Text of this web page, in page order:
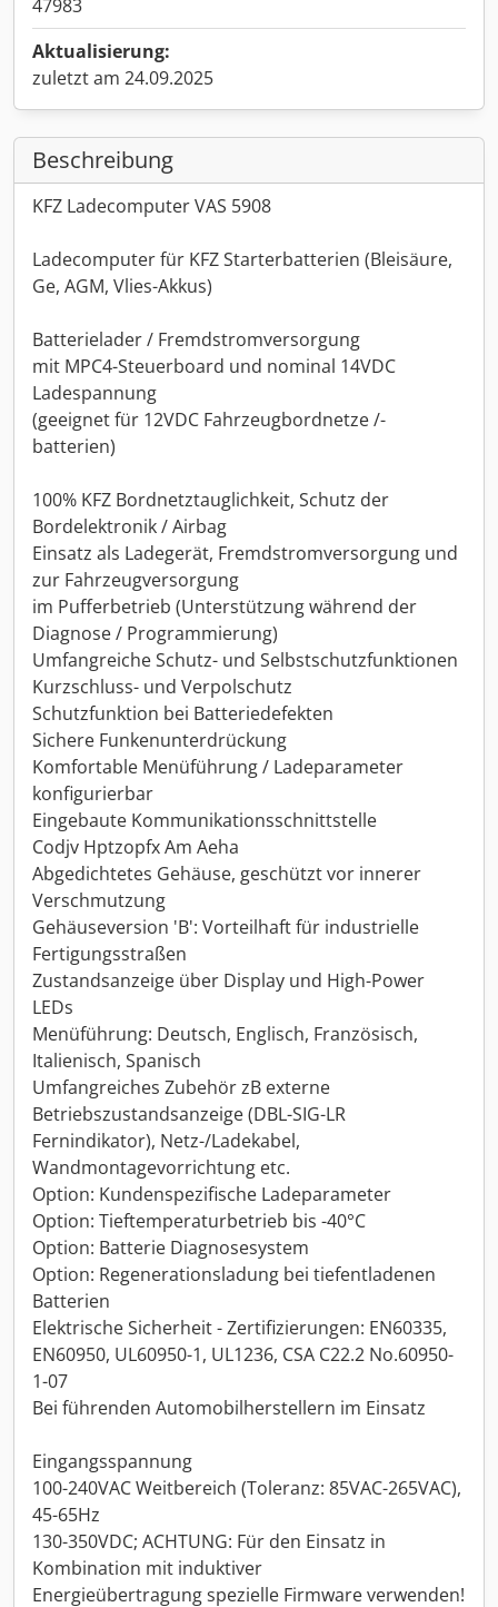
47983
Aktualisierung:
zuletzt am 24.09.2025
Beschreibung
KFZ Ladecomputer VAS 5908
Ladecomputer für KFZ Starterbatterien (Bleisäure,
Ge, AGM, Vlies-Akkus)
Batterielader / Fremdstromversorgung
mit MPC4-Steuerboard und nominal 14VDC
Ladespannung
(geeignet für 12VDC Fahrzeugbordnetze /-
batterien)
100% KFZ Bordnetztauglichkeit, Schutz der
Bordelektronik / Airbag
Einsatz als Ladegerät, Fremdstromversorgung und
zur Fahrzeugversorgung
im Pufferbetrieb (Unterstützung während der
Diagnose / Programmierung)
Umfangreiche Schutz- und Selbstschutzfunktionen
Kurzschluss- und Verpolschutz
Schutzfunktion bei Batteriedefekten
Sichere Funkenunterdrückung
Komfortable Menüführung / Ladeparameter
konfigurierbar
Eingebaute Kommunikationsschnittstelle
Codjv Hptzopfx Am Aeha
Abgedichtetes Gehäuse, geschützt vor innerer
Verschmutzung
Gehäuseversion 'B': Vorteilhaft für industrielle
Fertigungsstraßen
Zustandsanzeige über Display und High-Power
LEDs
Menüführung: Deutsch, Englisch, Französisch,
Italienisch, Spanisch
Umfangreiches Zubehör zB externe
Betriebszustandsanzeige (DBL-SIG-LR
Fernindikator), Netz-/Ladekabel,
Wandmontagevorrichtung etc.
Option: Kundenspezifische Ladeparameter
Option: Tieftemperaturbetrieb bis -40°C
Option: Batterie Diagnosesystem
Option: Regenerationsladung bei tiefentladenen
Batterien
Elektrische Sicherheit - Zertifizierungen: EN60335,
EN60950, UL60950-1, UL1236, CSA C22.2 No.60950-
1-07
Bei führenden Automobilherstellern im Einsatz
Eingangsspannung
100-240VAC Weitbereich (Toleranz: 85VAC-265VAC),
45-65Hz
130-350VDC; ACHTUNG: Für den Einsatz in
Kombination mit induktiver
Energieübertragung spezielle Firmware verwenden!